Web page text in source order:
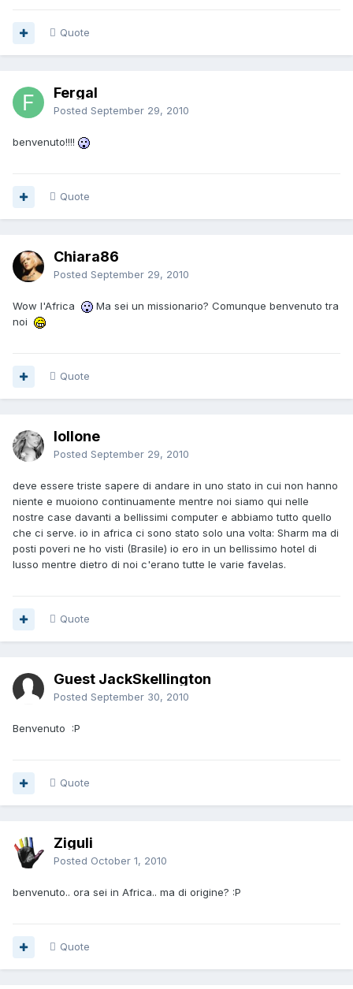
Quote
Fergal
Posted September 29, 2010
benvenuto!!!!
Quote
Chiara86
Posted September 29, 2010
Wow l'Africa
Ma sei un missionario? Comunque benvenuto tra
noi
Quote
lollone
Posted September 29, 2010
deve essere triste sapere di andare in uno stato in cui non hanno
niente e muoiono continuamente mentre noi siamo qui nelle
nostre case davanti a bellissimi computer e abbiamo tutto quello
che ci serve. io in africa ci sono stato solo una volta: Sharm ma di
posti poveri ne ho visti (Brasile) io ero in un bellissimo hotel di
lusso mentre dietro di noi c'erano tutte le varie favelas.
Quote
Guest JackSkellington
Posted September 30, 2010
Benvenuto :P
Quote
Ziguli
Posted October 1, 2010
benvenuto.. ora sei in Africa.. ma di origine? :P
Quote